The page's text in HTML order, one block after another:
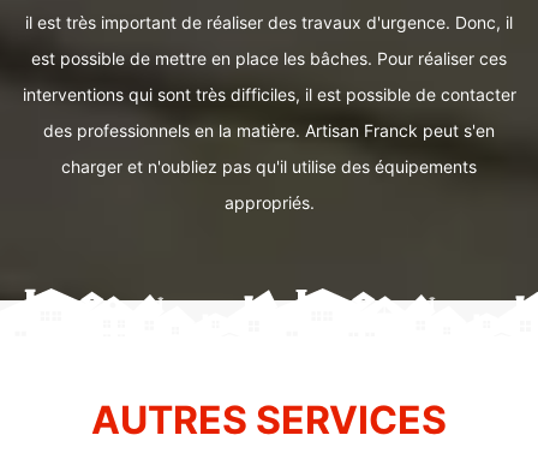
il est très important de réaliser des travaux d'urgence. Donc, il
est possible de mettre en place les bâches. Pour réaliser ces
interventions qui sont très difficiles, il est possible de contacter
des professionnels en la matière. Artisan Franck peut s'en
charger et n'oubliez pas qu'il utilise des équipements
appropriés.
AUTRES SERVICES